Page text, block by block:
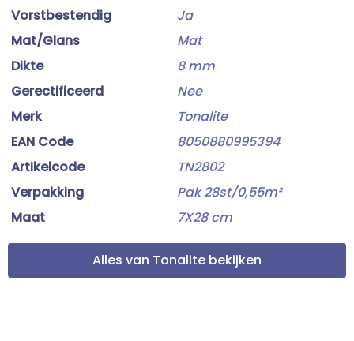
Vorstbestendig
Ja
Mat/Glans
Mat
Dikte
8 mm
Gerectificeerd
Nee
Merk
Tonalite
EAN Code
8050880995394
Artikelcode
TN2802
Verpakking
Pak 28st/0,55m²
Maat
7X28 cm
Alles van Tonalite bekijken